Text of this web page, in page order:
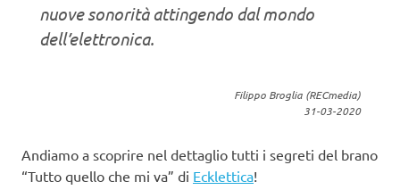
nuove sonorità attingendo dal mondo
dell’elettronica.
Filippo Broglia (RECmedia)
31-03-2020
Andiamo a scoprire nel dettaglio tutti i segreti del brano
“Tutto quello che mi va” di Ecklettica!